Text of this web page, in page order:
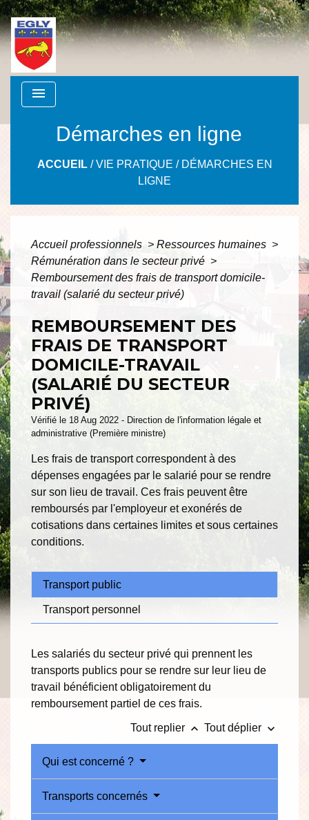
menu
Démarches en ligne
ACCUEIL/VIE PRATIQUE / DÉMARCHES EN
LIGNE
Accueil professionnels > Ressources humaines >
Rémunération dans le secteur privé >
Remboursement des frais de transport domicile-
travail (salarié du secteur privé)
REMBOURSEMENT DES
FRAIS DE TRANSPORT
DOMICILE-TRAVAIL
(SALARIÉ DU SECTEUR
PRIVÉ)
Vérifié le 18 Aug 2022 - Direction de l'information légale et
administrative (Première ministre)
Les frais de transport correspondent à des
dépenses engagées par le salarié pour se rendre
sur son lieu de travail. Ces frais peuvent être
remboursés par l'employeur et exonérés de
cotisations dans certaines limites et sous certaines
conditions.
Transport public
Transport personnel
Les salariés du secteur privé qui prennent les
transports publics pour se rendre sur leur lieu de
travail bénéficient obligatoirement du
remboursement partiel de ces frais.
Tout replier keyboard_arrow_up Tout déplier keyboard_arrow_down
Qui est concerné ?
Transports concernés